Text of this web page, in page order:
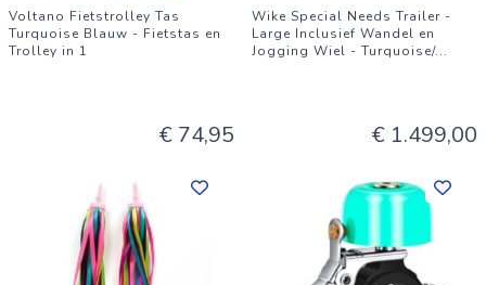
Voltano Fietstrolley Tas
Turquoise Blauw - Fietstas en
Trolley in 1
€ 74,95
Wike Special Needs Trailer -
Large Inclusief Wandel en
Jogging Wiel - Turquoise/...
€ 1.499,00